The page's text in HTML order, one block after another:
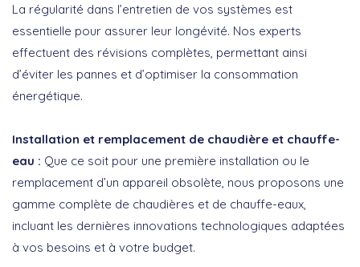
La régularité dans l’entretien de vos systèmes est
essentielle pour assurer leur longévité. Nos experts
effectuent des révisions complètes, permettant ainsi
d’éviter les pannes et d’optimiser la consommation
énergétique.
Installation et remplacement de chaudière et chauffe-
eau : Que ce soit pour une première installation ou le
remplacement d’un appareil obsolète, nous proposons une
gamme complète de chaudières et de chauffe-eaux,
incluant les dernières innovations technologiques adaptées
à vos besoins et à votre budget.